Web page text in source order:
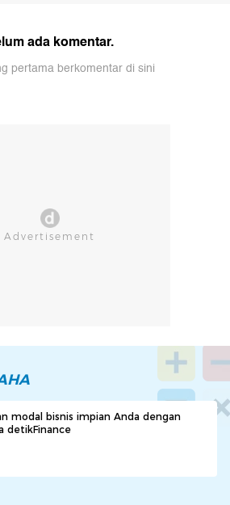
ada komentar.
pertama berkomentar di sini
modal bisnis impian Anda dengan
detikFinance